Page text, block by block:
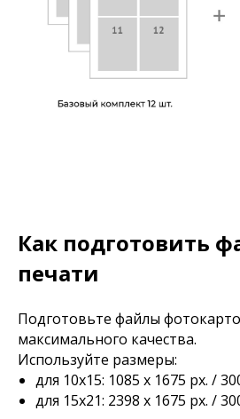
Как подготовить
печати
Подготовьте файлы
максимального качества.
Используйте размеры:
для 10х15: 1085 x 1675 px. /
для 15х21: 2398 x 1675 px. /